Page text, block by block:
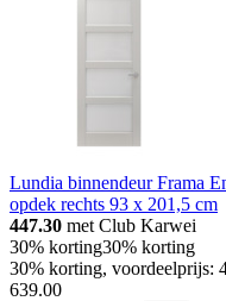
Lundia binnendeur Frama
opdek rechts 93 x 201,5 cm
447.30 met Club Karwei
30% korting30% korting
30% korting, voordeelprijs:
639.00